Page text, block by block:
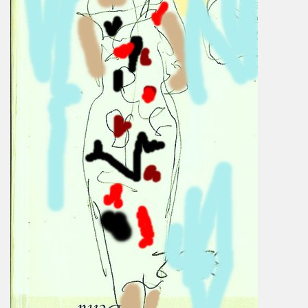
: ils ne se quitteront jamais", par FRANCOIS
DUVALL" (realise par Benjamin Schoos et Chris
"Rallumeurs d'etoiles") le 2 juillet 2016 a DOMONT (95) :
"39 de fievre) de MARIE FRANCE ET LES
"1976-2016" le 22 avril 2016 aux RENDEZ VOUS D
chansons de JACQUES DUVALL) le 25 mars 2016 a l
Berlin" et "Sphynx") le 18 mars 2016 a l EMB de
DAUGA, JEAN-WILLIAM THOURY et VINCENT
+ concert le 5 decembre 2015 a LA
Modernes, album "Les visiteurs du soir" en 1981) par